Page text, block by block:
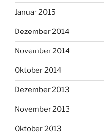
Januar 2015
Dezember 2014
November 2014
Oktober 2014
Dezember 2013
November 2013
Oktober 2013